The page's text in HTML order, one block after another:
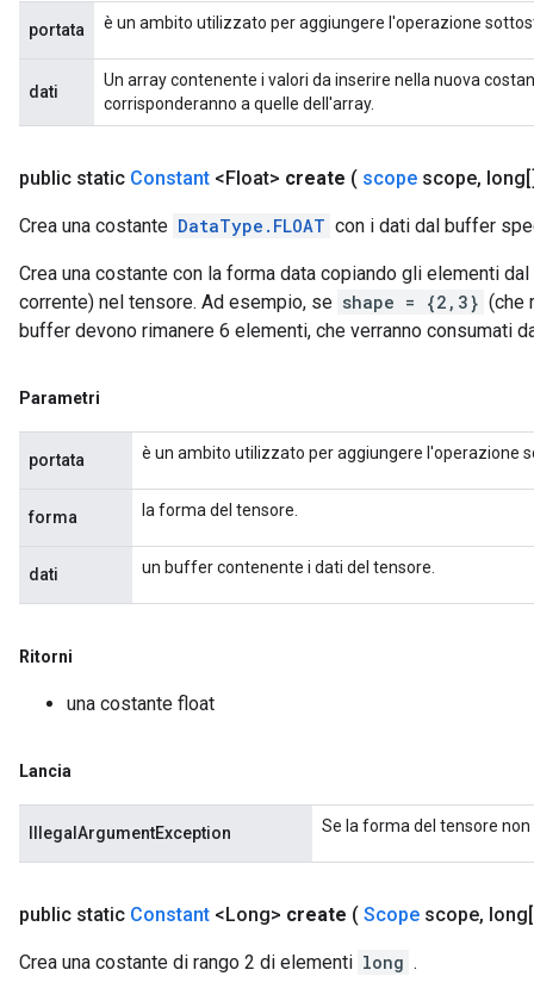
portata è un ambito utilizzato per aggiungere l'operazione
dati
Un array contenente i valori da inserire nella nuova
corrisponderanno a quelle dell'array.
public static Constant <Float> create ( scope scope,
Crea una costante DataType.FLOAT con i dati dal buffer
Crea una costante con la forma data copiando gli elementi
corrente) nel tensore. Ad esempio, se shape = {2,3} (che
buffer devono rimanere 6 elementi, che verranno consumati
Parametri
portata è un ambito utilizzato per aggiungere l'operazione
forma la forma del tensore.
dati un buffer contenente i dati del tensore.
Ritorni
una costante float
Lancia
IllegalArgumentException Se la forma del tensore
public static Constant <Long> create ( Scope scope,
Crea una costante di rango 2 di elementi long .